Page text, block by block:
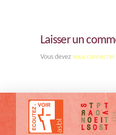
Laisser un
Vous devez vous connecter